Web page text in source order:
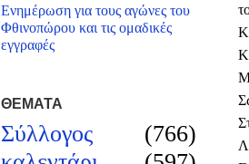
Ενημέρωση για τους αγώνες του
Φθινοπώρου και τις ομαδικές
εγγραφές
ΘΕΜΑΤΑ
Σύλλογος
(766)